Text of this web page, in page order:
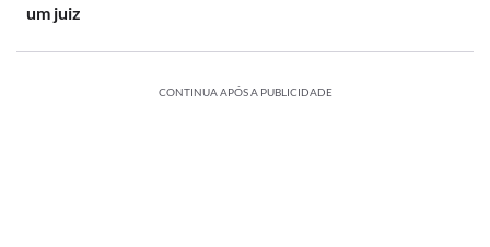
um juiz
CONTINUA APÓS A PUBLICIDADE